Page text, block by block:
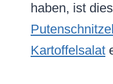
haben, ist
Kartoffelsalat